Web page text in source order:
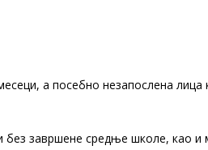
а посебно незапослена
завршене средње школе, као и